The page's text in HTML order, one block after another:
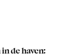
de haven: